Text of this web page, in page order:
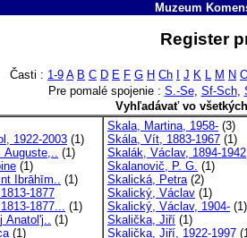
Muzeum
Register
Časti : 1-9 A B C D E F G H Ch J K L M N
Pre pomalé spojenie : S.-Se, Sf-Sch,
Vyhľadávať vo
1922-2003 (1)
Auguste,.. (1)
(1)
Ibrāhīm.. (1)
1877
1877... (1)
Anatol'j.. (1)
(1)
Skala, Martina, 1958- (3)
Skála, Vít, 1883-1967 (1)
Skalák, Václav, 1894-1942
Skalanovič, P. G. (1)
Skalická, Petra(2)
Skalický, Václav (1)
Skalický, Václav, 1904- (1)
Skalička, Jiří (1)
Skalička, Jiří, 1922-1997